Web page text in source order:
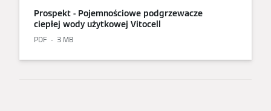
Prospekt - Pojemnościowe podgrzewacze
ciepłej wody użytkowej Vitocell
PDF 3 MB